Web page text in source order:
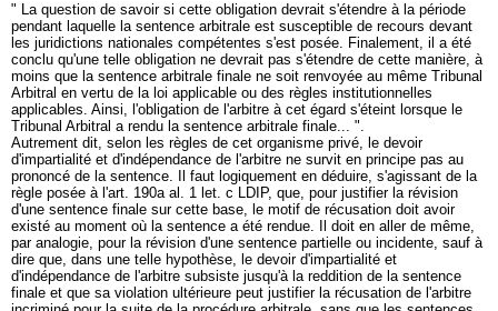
" La question de savoir si cette obligation devrait s'étendre à la période
pendant laquelle la sentence arbitrale est susceptible de recours devant
les juridictions nationales compétentes s'est posée. Finalement, il a été
conclu qu'une telle obligation ne devrait pas s'étendre de cette manière, à
moins que la sentence arbitrale finale ne soit renvoyée au même Tribunal
Arbitral en vertu de la loi applicable ou des règles institutionnelles
applicables. Ainsi, l'obligation de l'arbitre à cet égard s'éteint lorsque le
Tribunal Arbitral a rendu la sentence arbitrale finale... ".
Autrement dit, selon les règles de cet organisme privé, le devoir
d'impartialité et d'indépendance de l'arbitre ne survit en principe pas au
prononcé de la sentence. Il faut logiquement en déduire, s'agissant de la
règle posée à l'art. 190a al. 1 let. c LDIP, que, pour justifier la révision
d'une sentence finale sur cette base, le motif de récusation doit avoir
existé au moment où la sentence a été rendue. Il doit en aller de même,
par analogie, pour la révision d'une sentence partielle ou incidente, sauf à
dire que, dans une telle hypothèse, le devoir d'impartialité et
d'indépendance de l'arbitre subsiste jusqu'à la reddition de la sentence
finale et que sa violation ultérieure peut justifier la récusation de l'arbitre